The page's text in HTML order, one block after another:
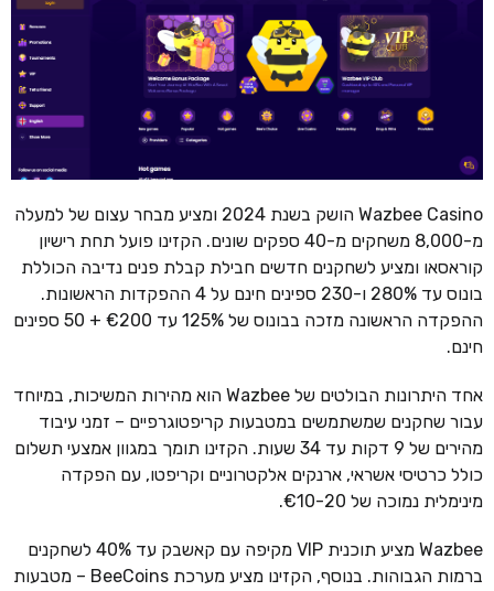
Wazbee Casino הושק בשנת 2024 ומציע מבחר עצום של למעלה
מ-8,000 משחקים מ-40 ספקים שונים. הקזינו פועל תחת רישיון
קוראסאו ומציע לשחקנים חדשים חבילת קבלת פנים נדיבה הכוללת
בונוס עד 280% ו-230 ספינים חינם על 4 ההפקדות הראשונות.
ההפקדה הראשונה מזכה בבונוס של 125% עד €200 + 50 ספינים
חינם.
אחד היתרונות הבולטים של Wazbee הוא מהירות המשיכות, במיוחד
עבור שחקנים שמשתמשים במטבעות קריפטוגרפיים – זמני עיבוד
מהירים של 9 דקות עד 34 שעות. הקזינו תומך במגוון אמצעי תשלום
כולל כרטיסי אשראי, ארנקים אלקטרוניים וקריפטו, עם הפקדה
מינימלית נמוכה של €10-20.
Wazbee מציע תוכנית VIP מקיפה עם קאשבק עד 40% לשחקנים
ברמות הגבוהות. בנוסף, הקזינו מציע מערכת BeeCoins – מטבעות